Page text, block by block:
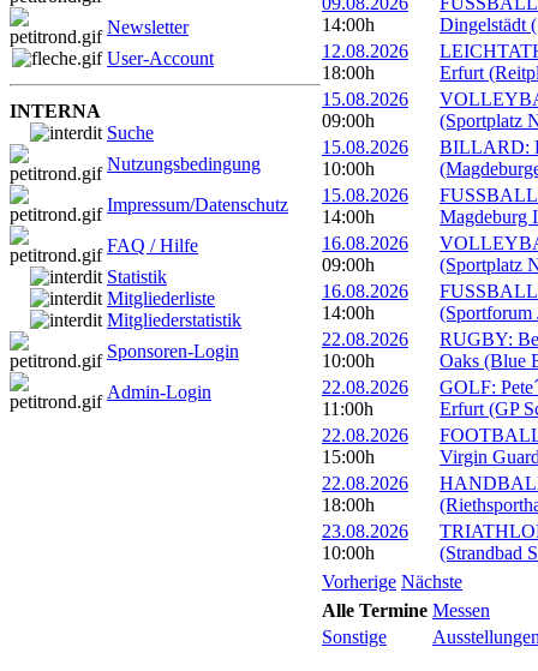
Newsletter
User-Account
INTERNA
Suche
Nutzungsbedingung
Impressum/Datenschutz
FAQ / Hilfe
Statistik
Mitgliederliste
Mitgliederstatistik
Sponsoren-Login
Admin-Login
14:00h
Dingelstädt
12.08.2026
18:00h
Erfurt
15.08.2026
09:00h
(Sportplatz
15.08.2026
10:00h
BILLARD:
15.08.2026
14:00h
Magdeburg
16.08.2026
09:00h
(Sportplatz
16.08.2026
14:00h
(Sportforum
22.08.2026
10:00h
RUGBY:
Oaks (Blue
22.08.2026
11:00h
GOLF:
Erfurt (GP
22.08.2026
15:00h
Virgin
22.08.2026
18:00h
23.08.2026
10:00h
(Strandbad
Vorherige Nächste
Alle Termine Messen
Sonstige